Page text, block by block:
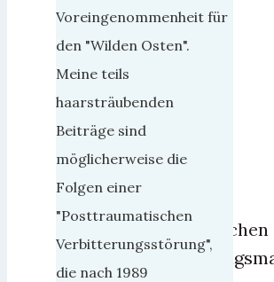
Januar
2019
süddeutschen
Voreingenommenheit für
den "Wilden Osten".
Meine teils
haarsträubenden
Beiträge sind
möglicherweise die
Folgen einer
"Posttraumatischen
Verbitterungsstörung",
die nach 1989